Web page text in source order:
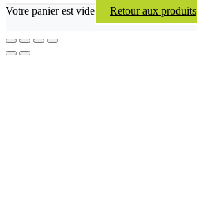
Votre panier est vide Retour aux produits